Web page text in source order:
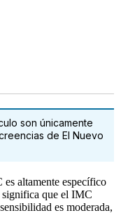
son únicamente
de El Nuevo